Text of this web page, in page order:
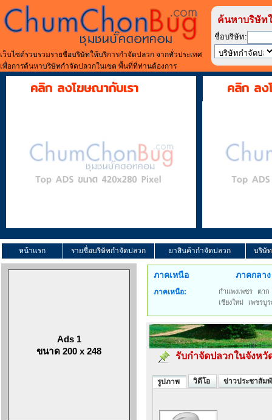
เว็บไซต์รวบรวมรายชื่อบริษัทให้บริการกำจัดปลวก จากทั่วประเทศ
เพื่อการค้นหาบริษัทกำจัดปลวกในเขต พื้นที่ที่ท่านต้องการ
ค้นหาบริษัท
ชื่อบริษัท:
คลิก ลงโฆษณากับเรา คลิก ลง
หน้าแรก รายชื่อบริษัทกำจัดปลวก ยาสินค้ากำจัดปลวก บริษั
Ads 1
ขนาด 200 x 248
ภาคเหนือ ภาคกลาง
ภาคเหนือ: กำแพงเพชร
ตาก
เชียงใหม่
เพชรบู
รับกำจัดปลวกในจังหวั
รูปภาพ วิดีโอ ข่าวประชาสัม